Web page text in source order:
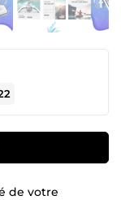
de votre